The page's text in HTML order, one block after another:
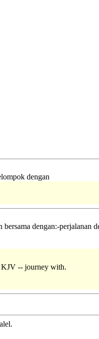
dengan
dengan:-perjalanan
KJV -- journey with.